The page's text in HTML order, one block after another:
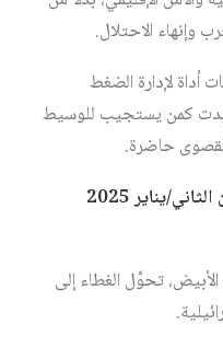
وإنهاء الاحتلال.
أداة لإدارة الضغط
بدت كمن يستجيب للوسيط
حاضرة.
2 – مرحلة إدارة ترامب (من كانون الثاني/يناير 2025
تحوَّل الغطاء إلى